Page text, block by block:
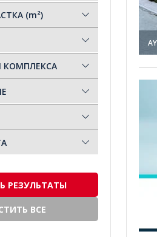
аренда
(134)
(176)
(138)
(m²)
КОМПЛЕКСА
РЕЗУЛЬТАТЫ
ВСЕ